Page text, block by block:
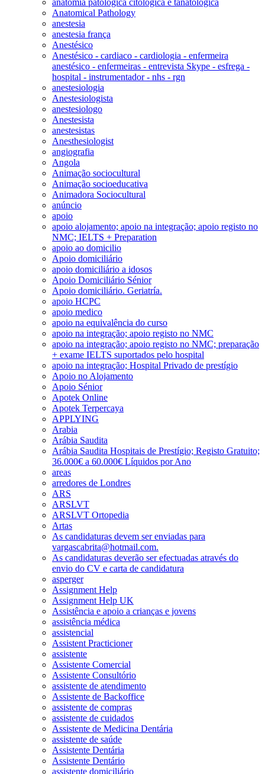
Anatomical Pathology
anestesia
anestesia frança
Anestésico
Anestésico - cardiaco - cardiologia - enfermeira
anestésico - enfermeiras - entrevista Skype - esfrega -
hospital - instrumentador - nhs - rgn
anestesiologia
Anestesiologista
anestesiologo
Anestesista
anestesistas
Anesthesiologist
angiografia
Angola
Animação sociocultural
Animação socioeducativa
Animadora Sociocultural
anúncio
apoio
apoio alojamento; apoio na integração; apoio registo no
NMC; IELTS + Preparation
apoio ao domicilio
Apoio domiciliário
apoio domiciliário a idosos
Apoio Domiciliário Sénior
Apoio domiciliário. Geriatría.
apoio HCPC
apoio medico
apoio na equivalência do curso
apoio na integração; apoio registo no NMC
apoio na integração; apoio registo no NMC; preparação
+ exame IELTS suportados pelo hospital
apoio na integração; Hospital Privado de prestígio
Apoio no Alojamento
Apoio Sénior
Apotek Online
Apotek Terpercaya
APPLYING
Arabia
Arábia Saudita
Arábia Saudita Hospitais de Prestígio; Registo Gratuito;
36.000€ a 60.000€ Líquidos por Ano
areas
arredores de Londres
ARS
ARSLVT
ARSLVT Ortopedia
Artas
As candidaturas devem ser enviadas para
vargascabrita@hotmail.com.
As candidaturas deverão ser efectuadas através do
envio do CV e carta de candidatura
asperger
Assignment Help
Assignment Help UK
Assistência e apoio a crianças e jovens
assistência médica
assistencial
Assistent Practicioner
assistente
Assistente Comercial
Assistente Consultório
assistente de atendimento
Assistente de Backoffice
assistente de compras
assistente de cuidados
Assistente de Medicina Dentária
assistente de saúde
Assistente Dentária
Assistente Dentário
assistente domiciliário